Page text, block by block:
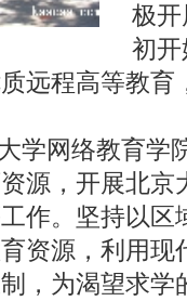
极
初
远程高等教育
网络教育学
源，开展北京
作。坚持以区
资源，利用现
，为渴望求学